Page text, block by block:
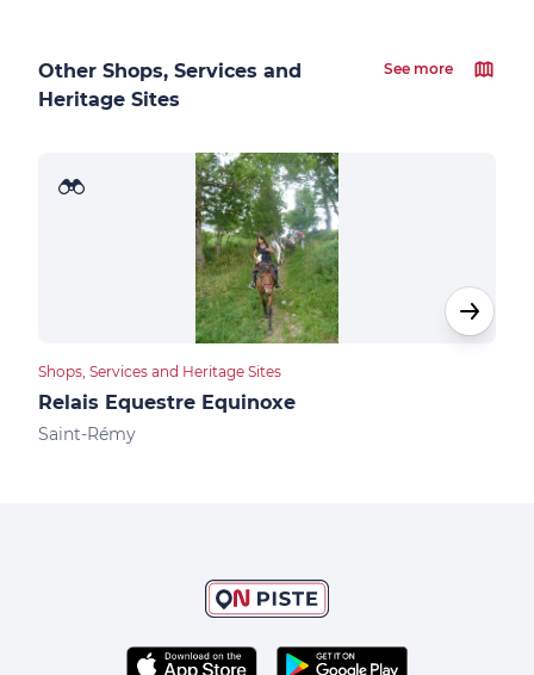
Other Shops, Services and
Heritage Sites
See more
Shops, Services and Heritage Sites
Relais Equestre Equinoxe
Saint-Rémy